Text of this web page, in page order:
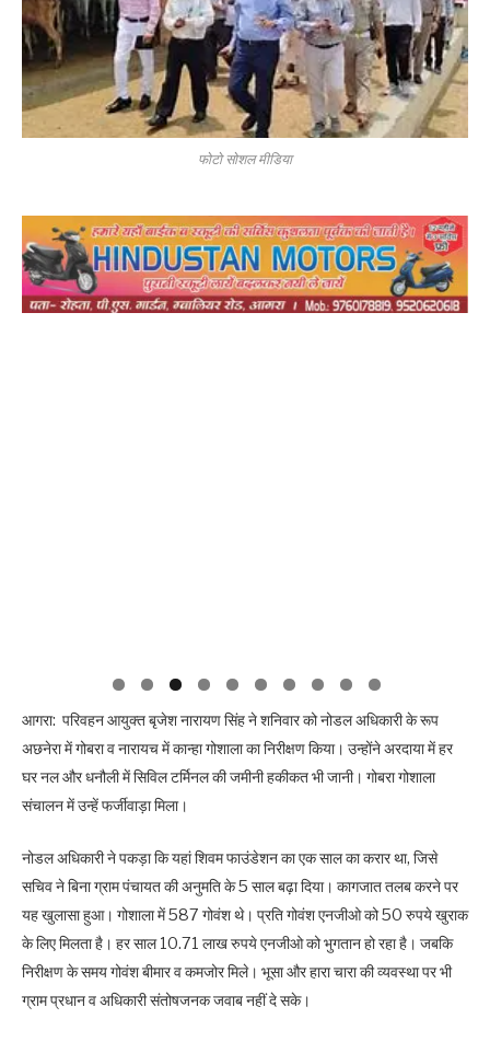
फोटो सोशल मीडिया
आगरा: परिवहन आयुक्त बृजेश नारायण सिंह ने शनिवार को नोडल अधिकारी के रूप
अछनेरा में गोबरा व नारायच में कान्हा गोशाला का निरीक्षण किया। उन्होंने अरदाया में हर
घर नल और धनौली में सिविल टर्मिनल की जमीनी हकीकत भी जानी। गोबरा गोशाला
संचालन में उन्हें फर्जीवाड़ा मिला।
नोडल अधिकारी ने पकड़ा कि यहां शिवम फाउंडेशन का एक साल का करार था, जिसे
सचिव ने बिना ग्राम पंचायत की अनुमति के 5 साल बढ़ा दिया। कागजात तलब करने पर
यह खुलासा हुआ। गोशाला में 587 गोवंश थे। प्रति गोवंश एनजीओ को 50 रुपये खुराक
के लिए मिलता है। हर साल 10.71 लाख रुपये एनजीओ को भुगतान हो रहा है। जबकि
निरीक्षण के समय गोवंश बीमार व कमजोर मिले। भूसा और हारा चारा की व्यवस्था पर भी
ग्राम प्रधान व अधिकारी संतोषजनक जवाब नहीं दे सके।